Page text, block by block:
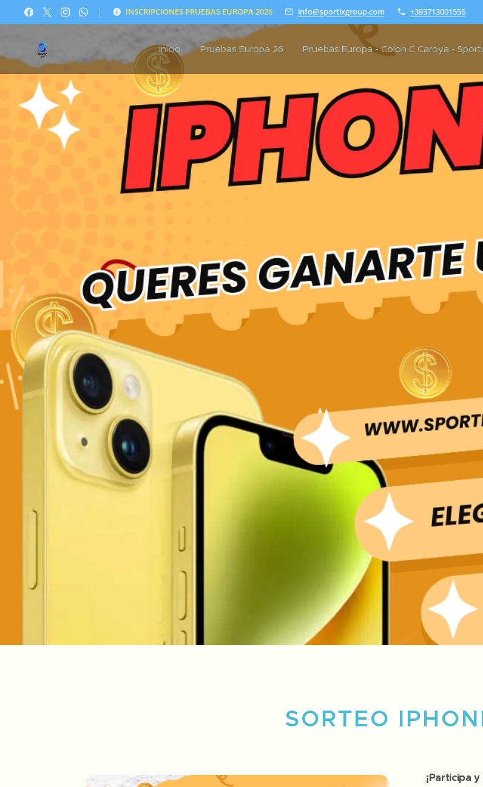
INSCRIPCIONES PRUEBAS EUROPA 2026 info@sportixgroup.com +393713001556
Inicio Pruebas Europa 26 Pruebas Europa - Colon C Caroya -
SORTEO
¡Participa